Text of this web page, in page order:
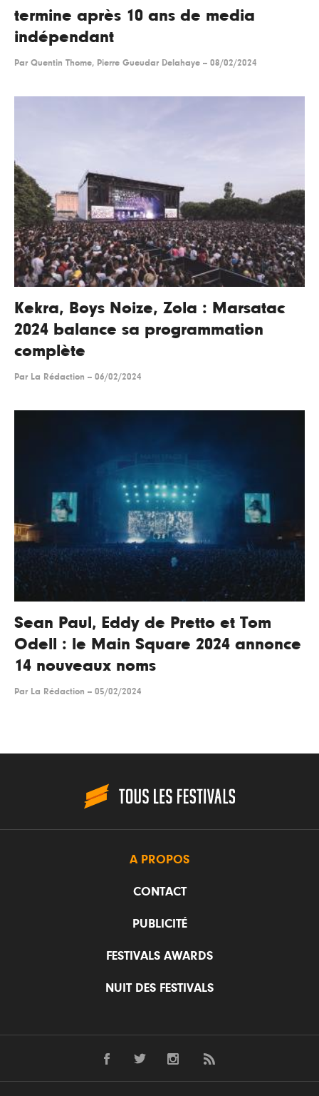
termine après 10 ans de media
indépendant
Par Quentin Thome, Pierre Gueudar Delahaye -- 08/02/2024
Kekra, Boys Noize, Zola : Marsatac
2024 balance sa programmation
complète
Par La Rédaction -- 06/02/2024
Sean Paul, Eddy de Pretto et Tom
Odell : le Main Square 2024 annonce
14 nouveaux noms
Par La Rédaction -- 05/02/2024
A PROPOS
CONTACT
PUBLICITÉ
FESTIVALS AWARDS
NUIT DES FESTIVALS